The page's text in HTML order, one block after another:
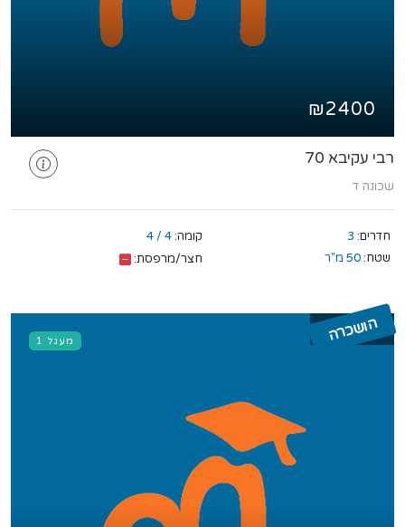
₪2400
רבי עקיבא 70
שכונה ד
חדרים: 3 קומה: 4 / 4
שטח: 50 מ"ר חצר/מרפסת:
מעגל 1 הושכרה